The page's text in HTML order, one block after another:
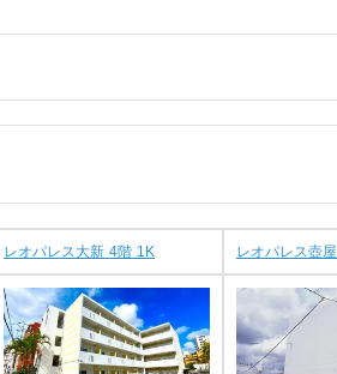
レオパレス大新 4階 1K レオパレス壺